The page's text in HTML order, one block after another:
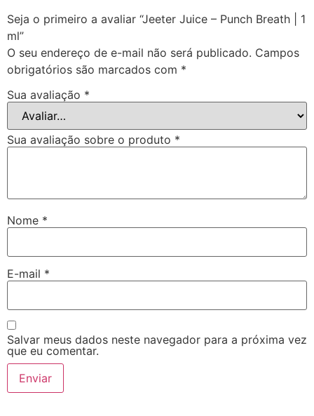
Seja o primeiro a avaliar “Jeeter Juice – Punch Breath | 1
ml”
O seu endereço de e-mail não será publicado. Campos
obrigatórios são marcados com *
Sua avaliação *
Sua avaliação sobre o produto *
Nome *
E-mail *
Salvar meus dados neste navegador para a próxima vez
que eu comentar.